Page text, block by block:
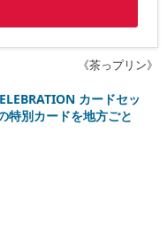
《茶っプリン》
カードセッ
特別カードを地方ごと